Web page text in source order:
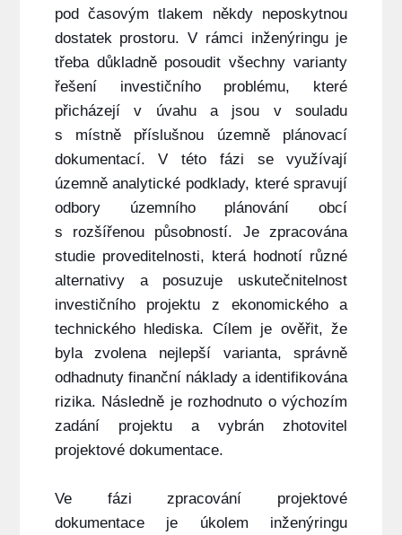
pod časovým tlakem někdy neposkytnou
dostatek prostoru. V rámci inženýringu je
třeba důkladně posoudit všechny varianty
řešení investičního problému, které
přicházejí v úvahu a jsou v souladu
s místně příslušnou územně plánovací
dokumentací. V této fázi se využívají
územně analytické podklady, které spravují
odbory územního plánování obcí
s rozšířenou působností. Je zpracována
studie proveditelnosti, která hodnotí různé
alternativy a posuzuje uskutečnitelnost
investičního projektu z ekonomického a
technického hlediska. Cílem je ověřit, že
byla zvolena nejlepší varianta, správně
odhadnuty finanční náklady a identifikována
rizika. Následně je rozhodnuto o výchozím
zadání projektu a vybrán zhotovitel
projektové dokumentace.
Ve fázi zpracování projektové
dokumentace je úkolem inženýringu